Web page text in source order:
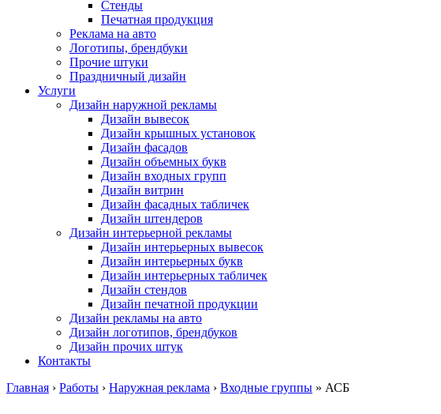
Стенды
Печатная продукция
Реклама на авто
Логотипы, брендбуки
Прочие штуки
Праздничный дизайн
Услуги
Дизайн наружной рекламы
Дизайн вывесок
Дизайн крышных установок
Дизайн фасадов
Дизайн объемных букв
Дизайн входных групп
Дизайн витрин
Дизайн фасадных табличек
Дизайн штендеров
Дизайн интерьерной рекламы
Дизайн интерьерных вывесок
Дизайн интерьерных букв
Дизайн интерьерных табличек
Дизайн стендов
Дизайн печатной продукции
Дизайн рекламы на авто
Дизайн логотипов, брендбуков
Дизайн прочих штук
Контакты
Главная › Работы › Наружная реклама › Входные группы » АСБ